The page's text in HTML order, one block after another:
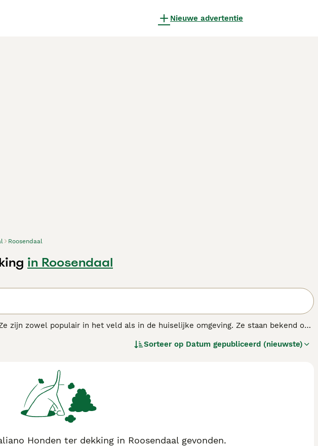
Nieuwe advertentie
Roosendaal
in Roosendaal
zijn zowel populair in het veld als in de huiselijke omgeving. Ze staan bekend om
snorren, baarden en wenkbrauwen.Sorteer op Datum gepubliceerd (nieuwste)
Honden ter dekking in Roosendaal gevonden.